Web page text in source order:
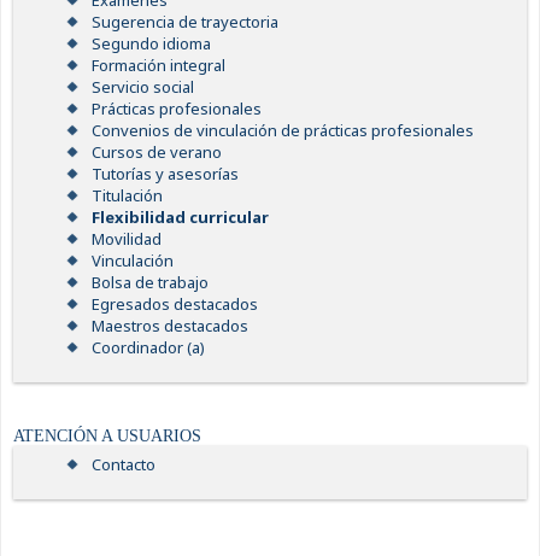
Sugerencia de trayectoria
Segundo idioma
Formación integral
Servicio social
Prácticas profesionales
Convenios de vinculación de prácticas profesionales
Cursos de verano
Tutorías y asesorías
Titulación
Flexibilidad curricular
Movilidad
Vinculación
Bolsa de trabajo
Egresados destacados
Maestros destacados
Coordinador (a)
ATENCIÓN A USUARIOS
Contacto